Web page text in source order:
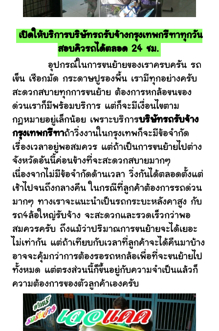
เปิดให้บริการบริษัทรถรับจ้างกรุงเทพกรีฑาทุกวัน
สอบคิวรถได้ตลอด 24 ชม.
อุปกรณ์ในการขนย้ายของเราครบครัน รถ
เข็น เชือกมัด กระดาษปูรองพื้น เรามีทุกอย่างครับ
สะดวกสบายทุกการขนย้าย ต้องการหกล้อขนของ
ด่วนเราก็มีพร้อมบริการ แต่ก็จะมีเงื่อนไขตาม
กฎหมายอยู่เล็กน้อย เพราะบริการบริษัทรถรับจ้าง
กรุงเทพกรีฑาถ้าวิ่งงานในกรุงเทพก็จะมีข้อจำกัด
เรื่องเวลาอยู่พอสมควร แต่ถ้าเป็นการขนย้ายไปต่าง
จังหวัดอันนี้ค่อนข้างที่จะสะดวกสบายมากๆ
เนื่องจากไม่มีข้อจำกัดด้านเวลา วิ่งกันได้ตลอดตั้งแต่
เช้าไปจนถึงกลางคืน ในกรณีที่ลูกค้าต้องการรถด่วน
มากๆ ทางเราจะแนะนำเป็นรถกระบะหลังคาสูง กับ
รถ4ล้อใหญ่รับจ้าง จะสะดวกและรวดเร็วกว่าพอ
สมควรครับ ถึงแม้ว่าปริมาณการขนย้ายจะได้เยอะ
ไม่เท่ากัน แต่ถ้าเทียบกับเวลาที่ลูกค้าจะได้คืนมาบ้าง
อาจจะคุ้มกว่าการต้องรอรถหกล้อเพื่อที่จะขนย้ายไป
ทั้งหมด แต่ตรงส่วนนี้ก็ขึ้นอยู่กับความจำเป็นแล้วก็
ความต้องการของตัวลูกค้าเองครับ